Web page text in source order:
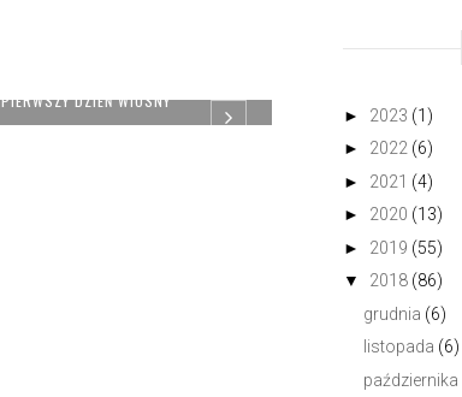
PIERWSZY DZIEŃ WIOSNY
► 2023 (1)
► 2022 (6)
► 2021 (4)
► 2020 (13)
► 2019 (55)
▼
2018 (86)
grudnia (6)
listopada (6)
października